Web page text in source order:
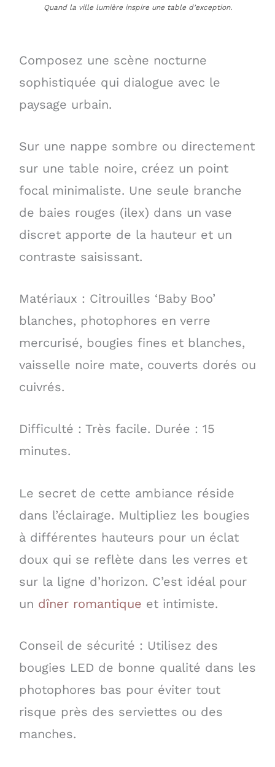
Quand la ville lumière inspire une table d’exception.
Composez une scène nocturne
sophistiquée qui dialogue avec le
paysage urbain.
Sur une nappe sombre ou directement
sur une table noire, créez un point
focal minimaliste. Une seule branche
de baies rouges (ilex) dans un vase
discret apporte de la hauteur et un
contraste saisissant.
Matériaux : Citrouilles ‘Baby Boo’
blanches, photophores en verre
mercurisé, bougies fines et blanches,
vaisselle noire mate, couverts dorés ou
cuivrés.
Difficulté : Très facile. Durée : 15
minutes.
Le secret de cette ambiance réside
dans l’éclairage. Multipliez les bougies
à différentes hauteurs pour un éclat
doux qui se reflète dans les verres et
sur la ligne d’horizon. C’est idéal pour
un dîner romantique et intimiste.
Conseil de sécurité : Utilisez des
bougies LED de bonne qualité dans les
photophores bas pour éviter tout
risque près des serviettes ou des
manches.